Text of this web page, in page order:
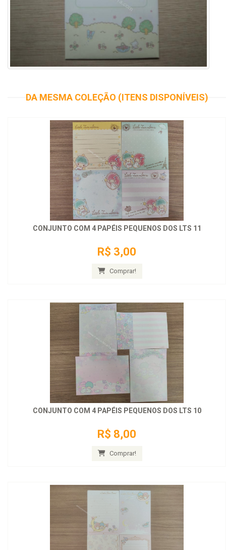
DA MESMA COLEÇÃO (ITENS DISPONÍVEIS)
CONJUNTO COM 4 PAPÉIS PEQUENOS DOS LTS 11
R$ 3,00
Comprar!
CONJUNTO COM 4 PAPÉIS PEQUENOS DOS LTS 10
R$ 8,00
Comprar!